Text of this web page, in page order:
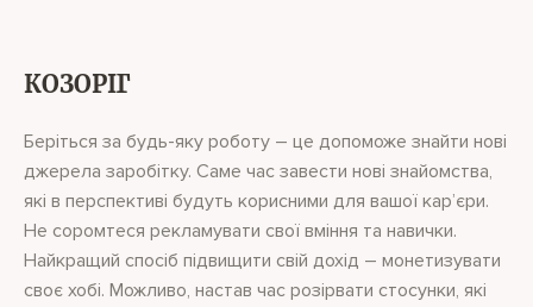
КОЗОРІГ
Беріться за будь-яку роботу – це допоможе знайти нові
джерела заробітку. Саме час завести нові знайомства,
які в перспективі будуть корисними для вашої кар’єри.
Не соромтеся рекламувати свої вміння та навички.
Найкращий спосіб підвищити свій дохід – монетизувати
своє хобі. Можливо, настав час розірвати стосунки, які